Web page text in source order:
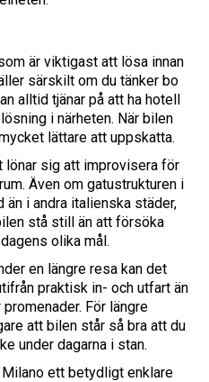
är viktigast att lösa innan
särskilt om du tänker bo
alltid tjänar på att ha hotell
i närheten. När bilen
lättare att uppskatta.
lönar sig att improvisera för
Även om gatustrukturen i
i andra italienska städer,
stå still än att försöka
olika mål.
en längre resa kan det
praktisk in- och utfart än
För längre
att bilen står så bra att du
under dagarna i stan.
ett betydligt enklare